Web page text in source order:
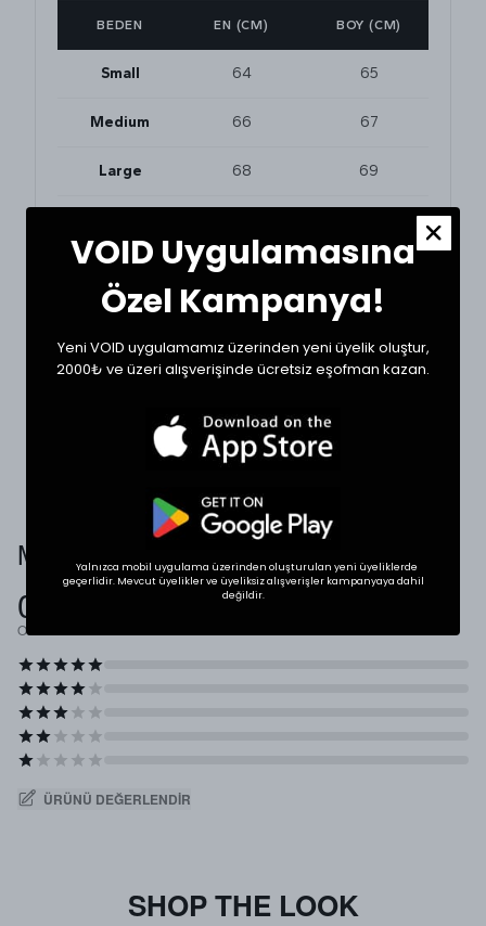
BEDEN EN (CM) BOY (CM)
Small 64 65
Medium 66 67
Large 68 69
BEDEN VE UYUMLULUK
değişkenlik gösterebilir. En doğru seçim için
dolabınızdaki beğendiğiniz bir ürünün ölçülerini alıp
* Ölçülerde +1/-1 cm farklılık olabilir.
Müşteri Yorumları
0.0
Ortalama Puan
ÜRÜNÜ DEĞERLENDIR
SHOP THE LOOK
VOID Uygulamasına
Özel Kampanya!
Yeni VOID uygulamamız üzerinden yeni üyelik oluştur,
2000₺ ve üzeri alışverişinde ücretsiz eşofman kazan.
Yalnızca mobil uygulama üzerinden oluşturulan yeni üyeliklerde
geçerlidir. Mevcut üyelikler ve üyeliksiz alışverişler kampanyaya dahil
değildir.